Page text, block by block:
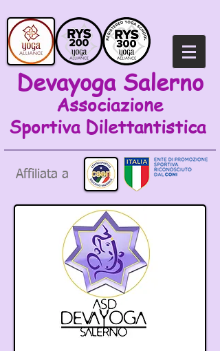
Devayoga Salerno
Associazione
Sportiva Dilettantistica
Affiliata a